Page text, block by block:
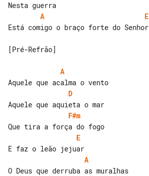
A
E
Está comigo o braço forte do Senhor
[Pré-Refrão]
A
D
F#m
E
A